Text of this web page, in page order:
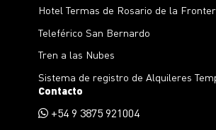
Hotel Termas de Rosario de la
Teleférico San Bernardo
Tren a las Nubes
Sistema de registro de Alquileres
Contacto
+54 9 3875 921004